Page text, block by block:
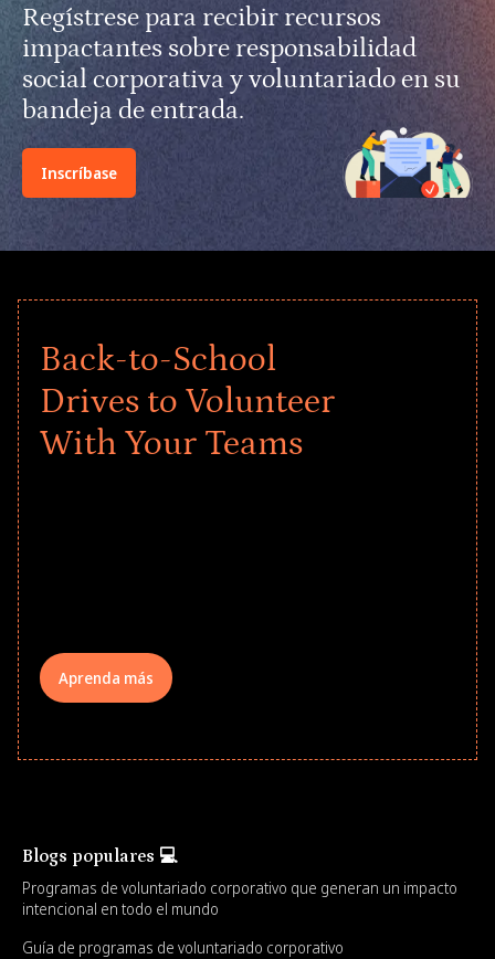
Regístrese para recibir recursos
impactantes sobre responsabilidad
social corporativa y voluntariado en su
bandeja de entrada.
Inscríbase
Back-to-School
Drives to Volunteer
With Your Teams
Aprenda más
Blogs populares 💻
Programas de voluntariado corporativo que generan un impacto
intencional en todo el mundo
Guía de programas de voluntariado corporativo